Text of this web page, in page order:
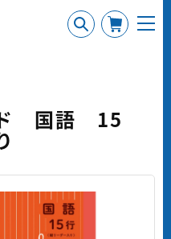
ド 国語 15